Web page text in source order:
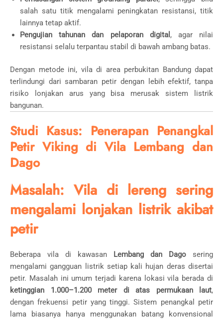
salah satu titik mengalami peningkatan resistansi, titik
lainnya tetap aktif.
Pengujian tahunan dan pelaporan digital , agar nilai
resistansi selalu terpantau stabil di bawah ambang batas.
Dengan metode ini, vila di area perbukitan Bandung dapat
terlindungi dari sambaran petir dengan lebih efektif, tanpa
risiko lonjakan arus yang bisa merusak sistem listrik
bangunan.
Studi Kasus: Penerapan Penangkal
Petir Viking di Vila Lembang dan
Dago
Masalah: Vila di lereng sering
mengalami lonjakan listrik akibat
petir
Beberapa vila di kawasan Lembang dan Dago sering
mengalami gangguan listrik setiap kali hujan deras disertai
petir. Masalah ini umum terjadi karena lokasi vila berada di
ketinggian 1.000–1.200 meter di atas permukaan laut,
dengan frekuensi petir yang tinggi. Sistem penangkal petir
lama biasanya hanya menggunakan batang konvensional